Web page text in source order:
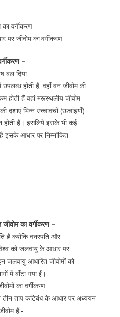
वर्गीकरण
पर जीवोम का वर्गीकरण
–
बल दिया
उपलब्ध होती हैं, वहाँ वन जीवोम की
होती हैं वहां मरूस्थलीय जीवोम
दशाएं भिन्न उच्चावचों (ऊचांइर्यों)
होती हैं। इसलिये इसके भी कई
इसके आधार पर निम्नांकित
का वर्गीकरण –
हैं क्योंकि वनस्पति और
को जलवायु के आधार पर
जलवायु आधारित जीवोमों को
में बाँटा गया हैं।
का वर्गीकरण
तीन ताप कटिबंध के आधार पर अध्ययन
हैं:-